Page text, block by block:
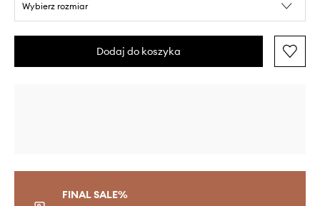
Wybierz rozmiar
Dodaj do koszyka
FINAL SALE%